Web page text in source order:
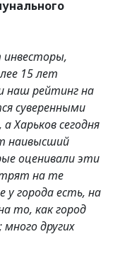
15 лет
наш рейтинг на
суверенными
Харьков сегодня
наивысший
оценивали эти
на те
у города есть, на
то, как город
других